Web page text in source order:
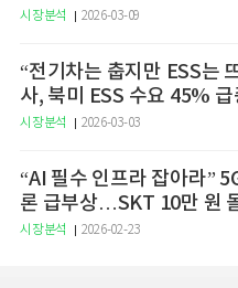
시장분석 2026-03-09
“전기차는 춥지만 ESS는
사, 북미 ESS 수요 45% 급
시장분석 2026-03-03
“AI 필수 인프라 잡아라”
론 급부상…SKT 10만 원
증권
시장분석 2026-02-23